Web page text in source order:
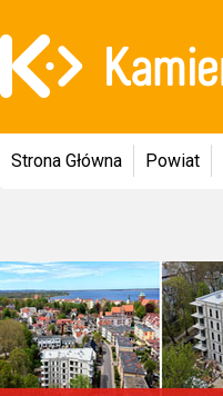
Strona Główna Powiat